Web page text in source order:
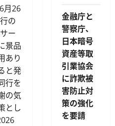
月26
の
ー
景品
あり
と発
行を
の気
とし
金融庁と
警察庁、
日本暗号
資産等取
引業協会
に詐欺被
害防止対
策の強化
を要請